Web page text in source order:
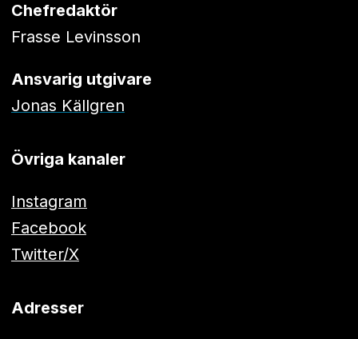
Chefredaktör
Frasse Levinsson
Ansvarig utgivare
Jonas Källgren
Övriga kanaler
Instagram
Facebook
Twitter/X
Adresser